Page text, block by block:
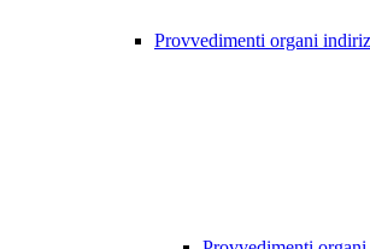
Provvedimenti organi